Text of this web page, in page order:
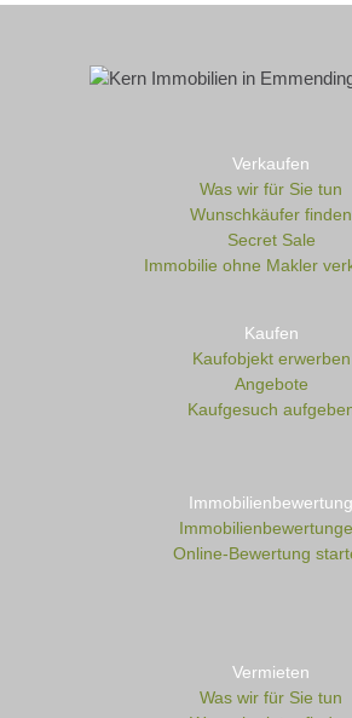
Verkaufen
Was wir für Sie tun
Wunschkäufer finden
Secret Sale
Immobilie ohne Makler
Kaufen
Kaufobjekt erwerben
Angebote
Kaufgesuch
Immobilienbewertung
Online-Bewertung
Vermieten
Was wir für Sie tun